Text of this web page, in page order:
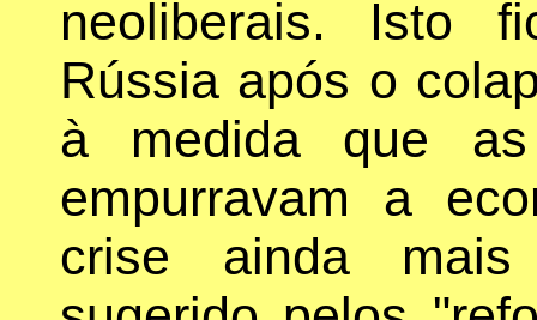
neoliberais. Isto
Rússia após o
à medida que as
empurravam a
crise ainda